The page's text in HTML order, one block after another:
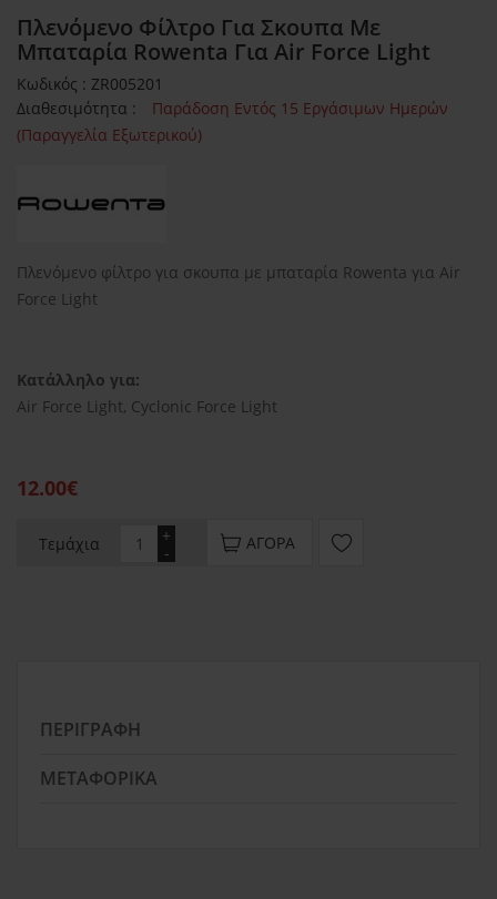
Πλενόμενο Φίλτρο Για Σκουπα Με
Μπαταρία Rowenta Για Air Force Light
Κωδικός : ZR005201
Διαθεσιμότητα :
Παράδοση Εντός 15 Εργάσιμων Ημερών
(Παραγγελία Εξωτερικού)
Πλενόμενο φίλτρο για σκουπα με μπαταρία Rowenta για Air
Force Light
Κατάλληλο για:
Air Force Light, Cyclonic Force Light
12.00€
Τεμάχια -
+ ΑΓΟΡΆ
ΠΕΡΙΓΡΑΦΉ
ΜΕΤΑΦΟΡΙΚΆ